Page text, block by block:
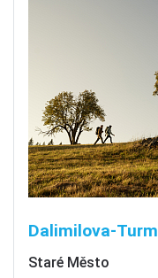
Dalimilova-Turm
Staré Město